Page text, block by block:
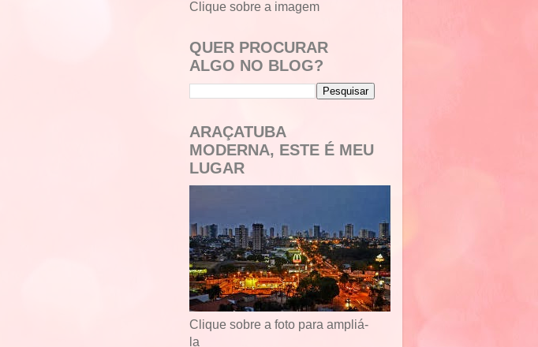
Clique sobre a imagem
QUER PROCURAR
ALGO NO BLOG?
ARAÇATUBA
MODERNA, ESTE É MEU
LUGAR
Clique sobre a foto para ampliá-
la